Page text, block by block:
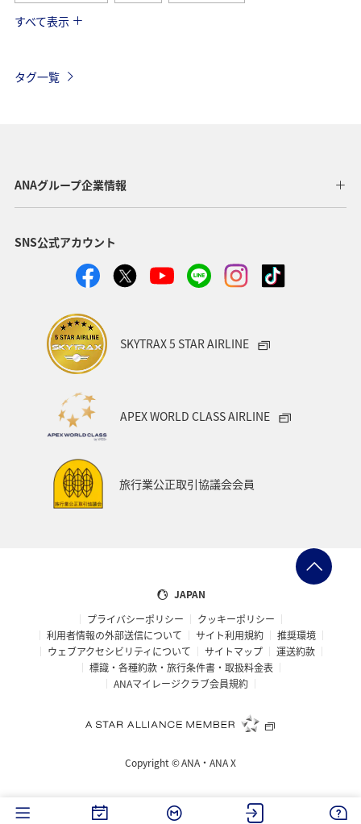
趣味
ワーケーション 知床 鹿児島県
日本の歴史・文化・芸術
シドニー 広島県 春
ロウニンアジ（GT）
岩手県 秋田県
すべて表示
タグ一覧
ANAグループ企業情報
SNS公式アカウント
SKYTRAX 5 STAR AIRLINE
APEX WORLD CLASS AIRLINE
旅行業公正取引協議会会員
JAPAN
プライバシーポリシー
クッキーポリシー
利用者情報の外部送信について
サイト利用規約
推奨環境
ウェブアクセシビリティについて
サイトマップ
運送約款
標識・各種約款・旅行条件書・取扱料金表
ANAマイレージクラブ会員規約
Copyright ©ANA・ANA X